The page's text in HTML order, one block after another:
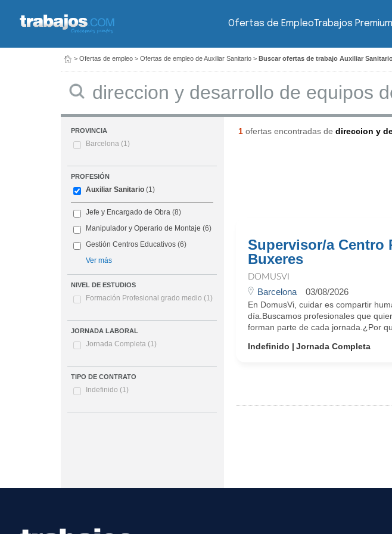
Ofertas de EmpleoTrabajos Premium
> Ofertas de empleo > Ofertas de empleo de Auxiliar Sanitario > Buscar ofertas de trabajo Auxiliar
PROVINCIA
Barcelona (1)
PROFESIÓN
Auxiliar Sanitario (1)
Jefe y Encargado de Obra (8)
Manipulador y Operario de Montaje (6)
Gestión Centros Educativos (6)
Ver más
NIVEL DE ESTUDIOS
Formación Profesional grado medio (1)
JORNADA LABORAL
Jornada Completa (1)
TIPO DE CONTRATO
Indefinido (1)
1ofertas encontradas de direccion y
Supervisor/a Centro
Buxeres
DOMUSVI
Barcelona 03/08/2026
En DomusVi, cuidar es compartir
día.Buscamos profesionales que
forman parte de cada jornada.¿Por
Indefinido
Jornada Completa